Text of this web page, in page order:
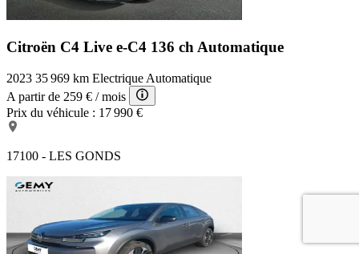
Citroën C4 Live e-C4 136 ch Automatique
2023 35 969 km Electrique Automatique
A partir de 259 € / mois
Prix du véhicule : 17 990 €
17100 - LES GONDS